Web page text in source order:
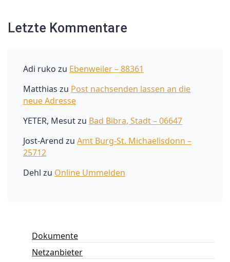
Letzte Kommentare
Adi ruko zu Ebenweiler – 88361
Matthias zu Post nachsenden lassen an die
neue Adresse
YETER, Mesutzu Bad Bibra, Stadt – 06647
Jost-Arend zu Amt Burg-St. Michaelisdonn –
25712
Dehl zu Online Ummelden
Dokumente
Netzanbieter